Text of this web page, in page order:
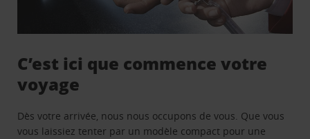
C’est ici que commence votre
voyage
Dès votre arrivée, nous nous occupons de vous. Que vous
vous laissiez tenter par un modèle compact pour une